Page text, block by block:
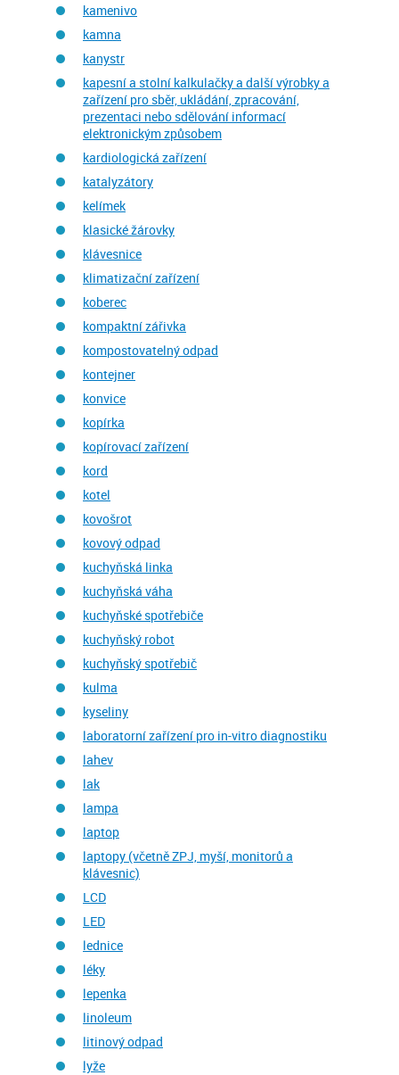
kamenivo
kamna
kanystr
kapesní a stolní kalkulačky a další výrobky a
zařízení pro sběr, ukládání, zpracování,
prezentaci nebo sdělování informací
elektronickým způsobem
kardiologická zařízení
katalyzátory
kelímek
klasické žárovky
klávesnice
klimatizační zařízení
koberec
kompaktní zářivka
kompostovatelný odpad
kontejner
konvice
kopírka
kopírovací zařízení
kord
kotel
kovošrot
kovový odpad
kuchyňská linka
kuchyňská váha
kuchyňské spotřebiče
kuchyňský robot
kuchyňský spotřebič
kulma
kyseliny
laboratorní zařízení pro in-vitro diagnostiku
lahev
lak
lampa
laptop
laptopy (včetně ZPJ, myší, monitorů a
klávesnic)
LCD
LED
lednice
léky
lepenka
linoleum
litinový odpad
lyže